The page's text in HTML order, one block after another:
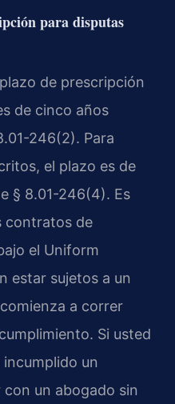
para disputas
de prescripción
de cinco años
246(2). Para
el plazo es de
§ 8.01-246(4). Es
contratos de
el Uniform
estar sujetos a un
a correr
Si usted
un
un abogado sin